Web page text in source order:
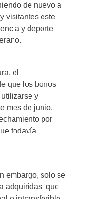
de nuevo a
visitantes este
y deporte
el
que los bonos
y
mes de junio,
por
todavía
embargo, solo se
adquiridas, que